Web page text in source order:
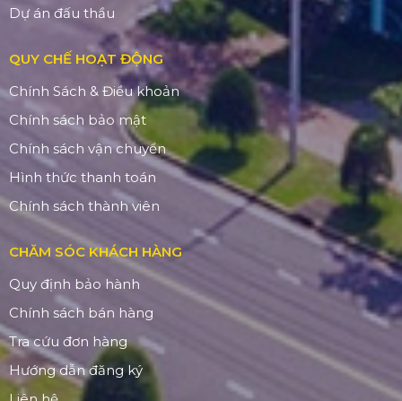
Dự án đấu thầu
QUY CHẾ HOẠT ĐỘNG
Chính Sách & Điều khoản
Chính sách bảo mật
Chính sách vận chuyển
Hình thức thanh toán
Chính sách thành viên
CHĂM SÓC KHÁCH HÀNG
Quy định bảo hành
Chính sách bán hàng
Tra cứu đơn hàng
Hướng dẫn đăng ký